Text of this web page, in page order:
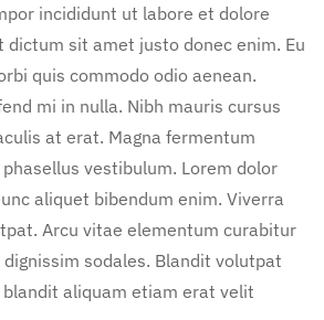
incididunt ut labore et dolore
dictum sit amet justo donec enim. Eu
quis commodo odio aenean.
mi in nulla. Nibh mauris cursus
at erat. Magna fermentum
vestibulum. Lorem dolor
aliquet bibendum enim. Viverra
Arcu vitae elementum curabitur
sodales. Blandit volutpat
aliquam etiam erat velit